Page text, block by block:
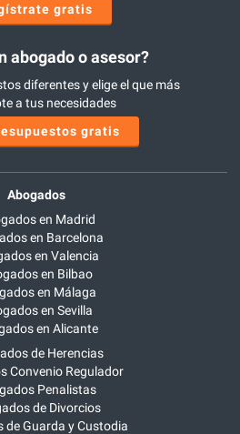
gratis
abogado o asesor?
diferentes y elige el que más
a tus necesidades
gratis
Abogados
en Madrid
en Barcelona
en Valencia
en Bilbao
en Málaga
en Sevilla
en Alicante
de Herencias
Convenio Regulador
Penalistas
de Divorcios
de Guarda y Custodia